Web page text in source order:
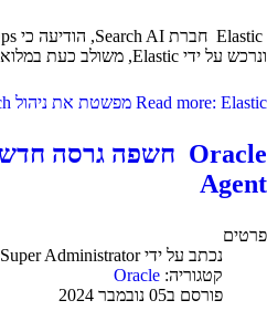
ונרכש על ידי Elastic, משולב כעת במלואו בענן האלסטי.
Read more: Elastic מפשטת את ניהול Elasticsearch עם שילוב AutoOps
Agent
פרטים
נכתב על ידיSuper Administrator
קטגוריה: Oracle
פורסם ב05 נובמבר 2024